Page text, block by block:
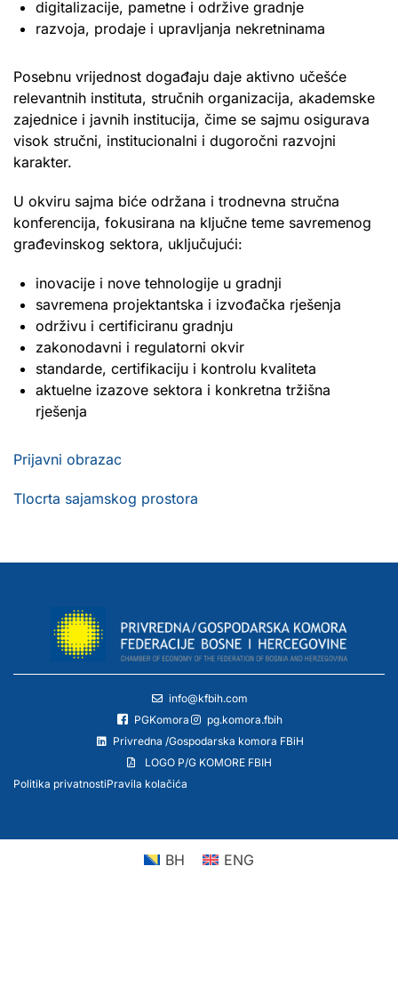
digitalizacije, pametne i održive gradnje
razvoja, prodaje i upravljanja nekretninama
Posebnu vrijednost događaju daje aktivno učešće
relevantnih instituta, stručnih organizacija, akademske
zajednice i javnih institucija, čime se sajmu osigurava
visok stručni, institucionalni i dugoročni razvojni
karakter.
U okviru sajma biće održana i trodnevna stručna
konferencija, fokusirana na ključne teme savremenog
građevinskog sektora, uključujući:
inovacije i nove tehnologije u gradnji
savremena projektantska i izvođačka rješenja
održivu i certificiranu gradnju
zakonodavni i regulatorni okvir
standarde, certifikaciju i kontrolu kvaliteta
aktuelne izazove sektora i konkretna tržišna
rješenja
Prijavni obrazac
Tlocrta sajamskog prostora
info@kfbih.com
PGKomora
pg.komora.fbih
Privredna /Gospodarska komora FBiH
LOGO P/G KOMORE FBIH
Politika privatnostiPravila kolačića
BH ENG